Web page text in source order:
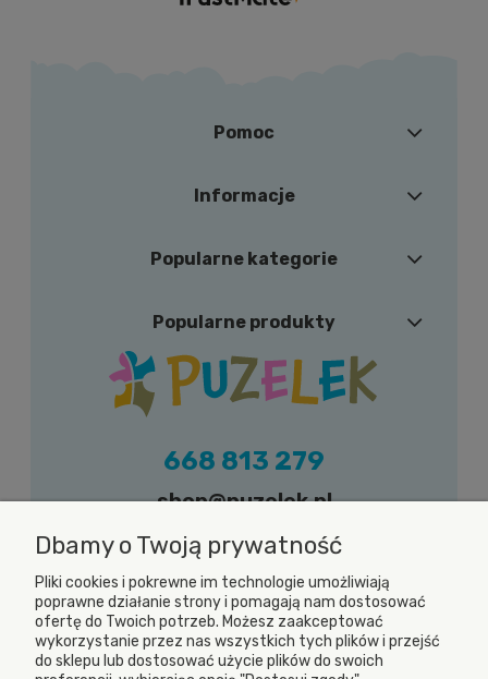
Pomoc
Informacje
Popularne kategorie
Popularne produkty
668 813 279
shop@puzelek.pl
Zapraszamy do kontaktu w dni robocze (od
poniedziałku do piątku) w godzinach od 9.00
do 17.00
Dbamy o Twoją prywatność
Pliki cookies i pokrewne im technologie umożliwiają
poprawne działanie strony i pomagają nam dostosować
ofertę do Twoich potrzeb. Możesz zaakceptować
wykorzystanie przez nas wszystkich tych plików i przejść
do sklepu lub dostosować użycie plików do swoich